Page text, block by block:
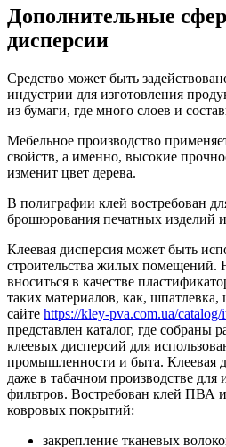
Дополнительные
дисперсии
Средство может быть
индустрии для изготовления
из бумаги, где много слоев и
Мебельное производство
свойств, а именно, высокие
изменит цвет дерева.
В полиграфии клей востребован
брошюрования печатных изделий и
Клеевая дисперсия может быть
строительства жилых помещений.
вноситься в качестве
таких материалов, как, шпатлевка,
сайте https://kley-pva.com.ua/
представлен каталог, где собраны
клеевых дисперсий для
промышленности и быта. Клеевая
даже в табачном производстве для
фильтров. Востребован клей ПВА
ковровых покрытий:
закрепление тканевых